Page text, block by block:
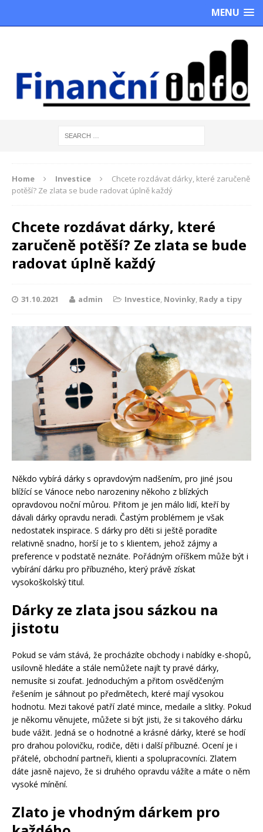
MENU
Home Investice
Chcete rozdávat dárky, které zaručeně
potěší? Ze zlata se bude radovat úplně každý
Chcete rozdávat dárky, které
zaručeně potěší? Ze zlata se bude
radovat úplně každý
31.10.2021 admin Investice, Novinky, Rady a tipy
Někdo vybírá dárky s opravdovým nadšením, pro jiné jsou
blížící se Vánoce nebo narozeniny někoho z blízkých
opravdovou noční můrou. Přitom je jen málo lidí, kteří by
dávali dárky opravdu neradi. Častým problémem je však
nedostatek inspirace. S dárky pro děti si ještě poradíte
relativně snadno, horší je to s klientem, jehož zájmy a
preference v podstatě neznáte. Pořádným oříškem může být i
vybírání dárku pro příbuzného, který právě získat
vysokoškolský titul.
Dárky ze zlata jsou sázkou na
jistotu
Pokud se vám stává, že procházíte obchody i nabídky e-shopů,
usilovně hledáte a stále nemůžete najít ty pravé dárky,
nemusíte si zoufat. Jednoduchým a přitom osvědčeným
řešením je sáhnout po předmětech, které mají vysokou
hodnotu. Mezi takové patří zlaté mince, medaile a slitky. Pokud
je někomu věnujete, můžete si být jisti, že si takového dárku
bude vážit. Jedná se o hodnotné a krásné dárky, které se hodí
pro drahou polovičku, rodiče, děti i další příbuzné. Ocení je i
přátelé, obchodní partneři, klienti a spolupracovníci. Zlatem
dáte jasně najevo, že si druhého opravdu vážíte a máte o něm
vysoké mínění.
Zlato je vhodným dárkem pro